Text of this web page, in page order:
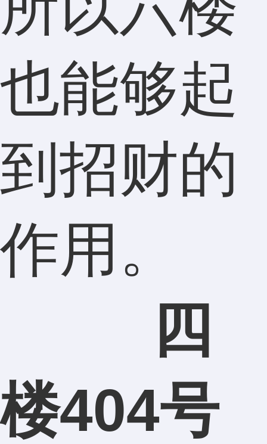
也能够起
到招财的
作用。
四
楼404号